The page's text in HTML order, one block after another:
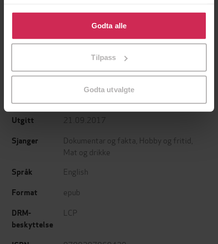
Klikk på «Godta alle» for å gi oss ditt samtykke til å
bruke cookies for alle disse formålene. Du kan også
tilpasse ditt samtykke til spesifikke formål ved å klikke
Godta alle
Tilpass
Godta utvalgte
Gatherings. Suppers. Feasts.
Forfattere Rose Prince(forfatter)
Utgitt 21.09.2017
Sjanger Dokumentar og fakta Hobby og fritid
Mat og drikke
Språk English
Format epub
DRM-
beskyttelse
LCP